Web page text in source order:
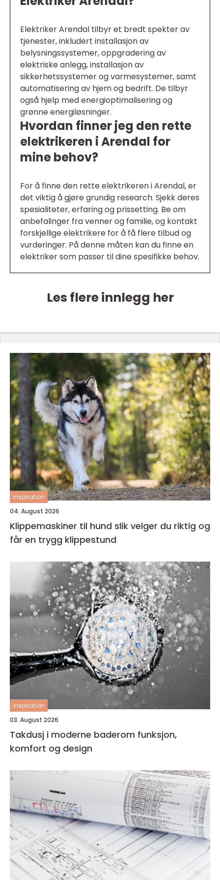
Elektriker Arendal tilbyr et bredt spekter av
tjenester, inkludert installasjon av
belysningssystemer, oppgradering av
elektriske anlegg, installasjon av
sikkerhetssystemer og varmesystemer, samt
automatisering av hjem og bedrift. De tilbyr
også hjelp med energioptimalisering og
grønne energiløsninger.
Hvordan finner jeg den rette
elektrikeren i Arendal for
mine behov?
For å finne den rette elektrikeren i Arendal, er
det viktig å gjøre grundig research. Sjekk deres
spesialiteter, erfaring og prissetting. Be om
anbefalinger fra venner og familie, og kontakt
forskjellige elektrikere for å få flere tilbud og
vurderinger. På denne måten kan du finne en
elektriker som passer til dine spesifikke behov.
Les flere innlegg her
inspiration
04. August 2026
Klippemaskiner til hund slik velger du riktig og
får en trygg klippestund
inspiration
03. August 2026
Takdusj i moderne baderom funksjon,
komfort og design